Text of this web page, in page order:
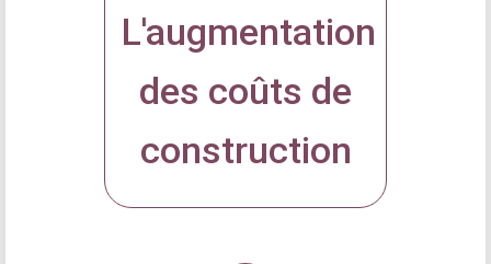
L'augmentation
des coûts de
construction